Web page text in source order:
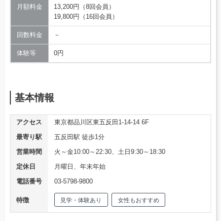
月額料金
13,200円（8回会員）
19,800円（16回会員）
回数料金 －
体験等 0円
基本情報
アクセス
東京都品川区東五反田1-14-14 6F
最寄り駅
五反田駅 徒歩1分
営業時間
火～金10:00～22:30、土日9:30～18:30
定休日
月曜日、年末年始
電話番号
03-5798-9800
特徴 見学・体験あり 女性もおすすめ